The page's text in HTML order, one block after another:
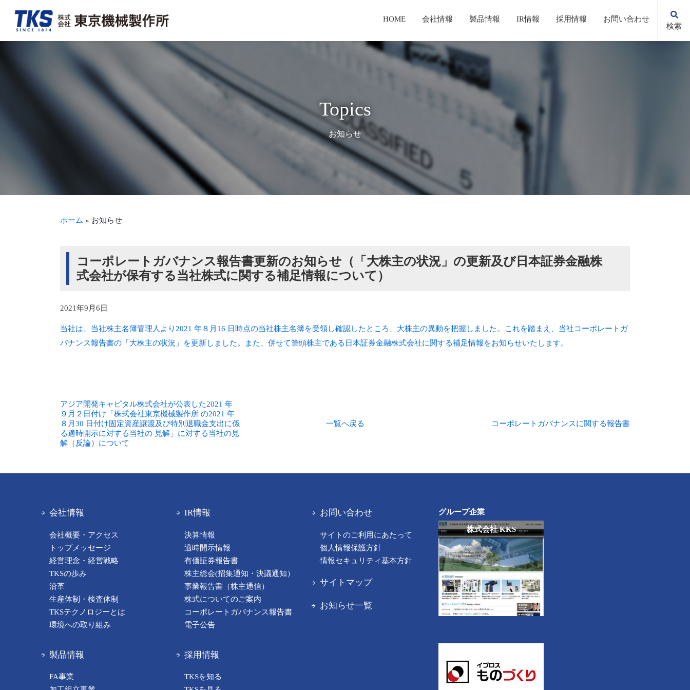
HOME 会社情報
会社概要・アクセス トップメッセージ TKSの歩み
生産体制・検査体制 環境への取り組み
製品情報
加工組立事業 自動化・省力化機器/システム
新聞・商業印刷機周辺機器事業 輪転機保守サービス事業
IR情報
決算情報 適時開示情報 株主総会(招集通知・決議通知）
事業報告書（株主通信） 株式についてのご案内 電子公告
採用情報
TKSを知る TKSを見る 先輩社員の声
募集要項・待遇を見る
お問い合わせ
検索
Topics
お知らせ
ホーム » お知らせ
コーポレートガバナンス報告書更新のお知らせ（「大株主の状況」の更新及び日本証券金融株
式会社が保有する当社株式に関する補足情報について）
2021年9月6日
当社は、当社株主名簿管理人より2021 年８月16 日時点の当社株主名簿を受領し確認したところ、大株主の異動を把握しました。これを踏まえ、当社コーポレートガ
バナンス報告書の「大株主の状況」を更新しました。また、併せて筆頭株主である日本証券金融株式会社に関する補足情報をお知らせいたします。
アジア開発キャピタル株式会社が公表した2021 年
９月２日付け「株式会社東京機械製作所 の2021 年
８月30 日付け固定資産譲渡及び特別退職金支出に係
る適時開示に対する当社の 見解」に対する当社の見
解（反論）について
一覧へ戻る コーポレートガバナンスに関する報告書
会社情報
会社概要・アクセス
トップメッセージ
経営理念・経営戦略
TKSの歩み
沿革
生産体制・検査体制
TKSテクノロジーとは
環境への取り組み
IR情報
決算情報
適時開示情報
有価証券報告書
株主総会(招集通知・決議通知）
事業報告書（株主通信）
株式についてのご案内
コーポレートガバナンス報告書
電子公告
お問い合わせ
サイトのご利用にあたって
個人情報保護方針
情報セキュリティ基本方針
サイトマップ
お知らせ一覧
製品情報
FA事業
採用情報
TKSを知る
グループ企業
株式会社 KKS